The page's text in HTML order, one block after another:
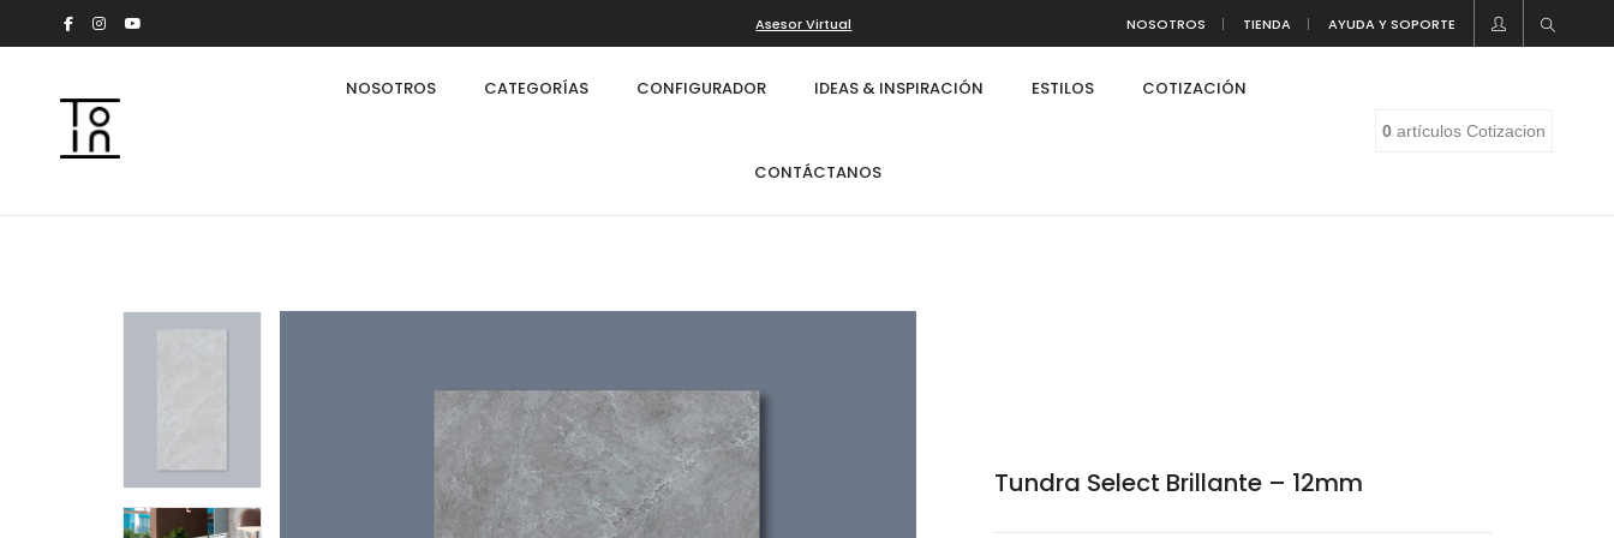
Asesor Virtual NOSOTROS TIENDA AYUDA Y SOPORTE
NOSOTROS CATEGORÍAS
Arkeon by Giuseppe Bavuso Infinity
CONFIGURADOR IDEAS & INSPIRACIÓN ESTILOS COTIZACIÓN
CONTÁCTANOS
0artículos Cotizacion
Tundra Select Brillante – 12mm